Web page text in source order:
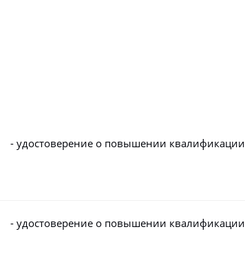
- удостоверение о повышении квалификации
- удостоверение о повышении квалификации